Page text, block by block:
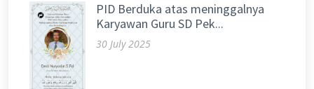
PID Berduka atas meninggalnya
Karyawan Guru SD Pek...
30 July 2025